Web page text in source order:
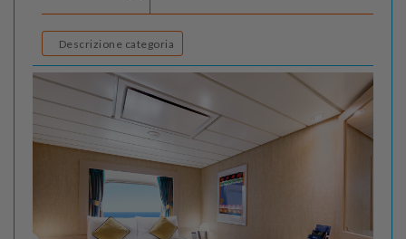
Descrizione categoria